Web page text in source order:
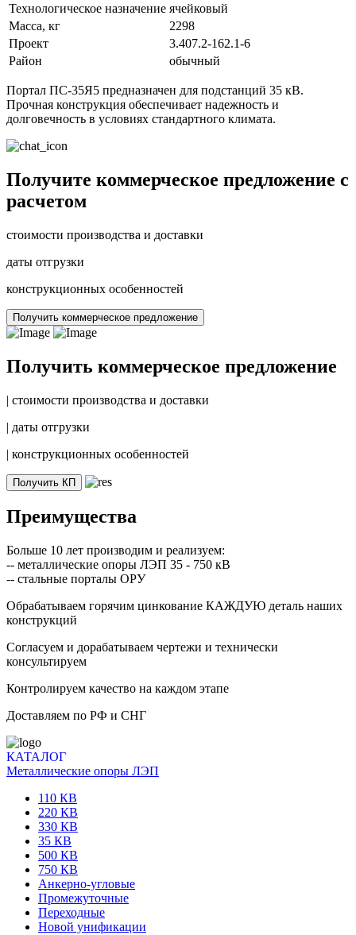
Технологическое назначение ячейковый
Масса, кг
2298
Проект
3.407.2-162.1-6
Район
обычный
Портал ПС-35Я5 предназначен для подстанций 35 кВ.
Прочная конструкция обеспечивает надежность и
долговечность в условиях стандартного климата.
Получите коммерческое предложение с
расчетом
стоимости производства и доставки
даты отгрузки
конструкционных особенностей
Получить коммерческое предложение
Получить коммерческое предложение
| стоимости производства и доставки
| даты отгрузки
| конструкционных особенностей
Получить КП
Преимущества
Больше 10 лет производим и реализуем:
-- металлические опоры ЛЭП 35 - 750 кВ
-- стальные порталы ОРУ
Обрабатываем горячим цинкование КАЖДУЮ деталь наших
конструкций
Согласуем и дорабатываем чертежи и технически
консультируем
Контролируем качество на каждом этапе
Доставляем по РФ и СНГ
КАТАЛОГ
Металлические опоры ЛЭП
110 КВ
220 КВ
330 КВ
35 КВ
500 КВ
750 КВ
Анкерно-угловые
Промежуточные
Переходные
Новой унификации